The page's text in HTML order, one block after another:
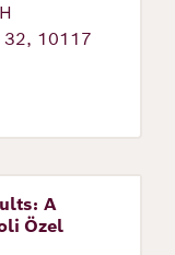
32, 10117
A
Özel